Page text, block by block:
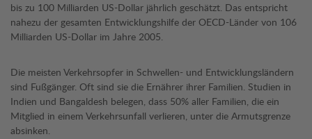
bis zu 100 Milliarden US-Dollar jährlich geschätzt. Das entspricht
nahezu der gesamten Entwicklungshilfe der OECD-Länder von 106
Milliarden US-Dollar im Jahre 2005.
Die meisten Verkehrsopfer in Schwellen- und Entwicklungsländern
sind Fußgänger. Oft sind sie die Ernährer ihrer Familien. Studien in
Indien und Bangaldesh belegen, dass 50% aller Familien, die ein
Mitglied in einem Verkehrsunfall verlieren, unter die Armutsgrenze
absinken.